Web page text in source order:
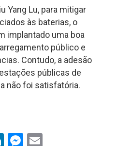
Yang Lu, para mitigar
às baterias, o
implantado uma boa
público e
Contudo, a adesão
públicas de
não foi satisfatória.
LinkedIn
Messenger
Email